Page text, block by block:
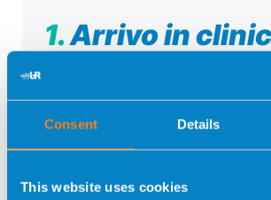
Consent Details
This website uses cookies
1.Arrivo in
compagno, tutti i nostri ospedali
protocollo di sicurezza e salute
COVID-19, a garanzia della tua
Riproduzione Assistita dispone